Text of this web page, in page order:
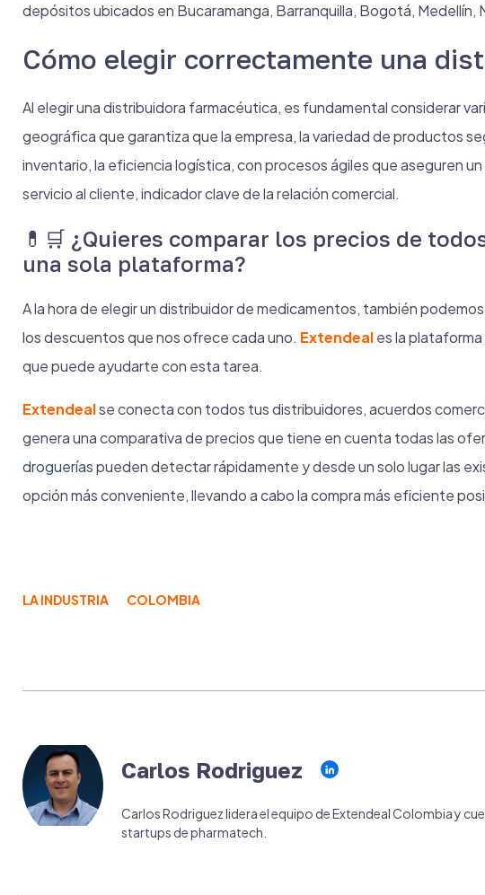
depósitos ubicados en Bucaramanga, Barranquilla, Bogotá, Medellín,
Cómo elegir correctamente una
Al elegir una distribuidora farmacéutica, es fundamental considerar
geográfica que garantiza que la empresa, la variedad de productos
inventario, la eficiencia logística, con procesos ágiles que aseguren
servicio al cliente, indicador clave de la relación comercial.
💊🛒 ¿Quieres comparar los precios de
una sola plataforma?
A la hora de elegir un distribuidor de medicamentos, también
los descuentos que nos ofrece cada uno. Extendeales la
que puede ayudarte con esta tarea.
Extendealse conecta con todos tus distribuidores, acuerdos
genera una comparativa de precios que tiene en cuenta todas las
drogueríaspueden detectar rápidamente y desde un solo lugar las
opción más conveniente, llevando a cabo la compra más eficiente
LA INDUSTRIA COLOMBIA
Carlos Rodriguez
Carlos Rodriguez lidera el equipo de Extendeal Colombia y
startups de pharmatech.